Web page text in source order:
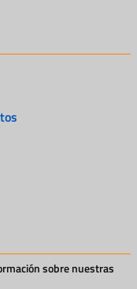
sobre nuestras